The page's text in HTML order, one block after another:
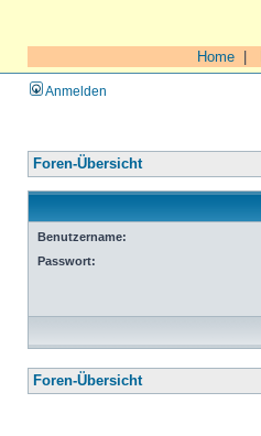
Home
Anmelden
Foren-Übersicht
Benutzername:
Passwort:
Foren-Übersicht